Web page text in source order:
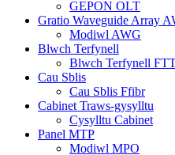
GEPON OLT
Gratio Waveguide Array
Modiwl AWG
Blwch Terfynell
Blwch Terfynell
Cau Sblis
Cau Sblis Ffibr
Cabinet Traws-gysylltu
Cysylltu Cabinet
Panel MTP
Modiwl MPO